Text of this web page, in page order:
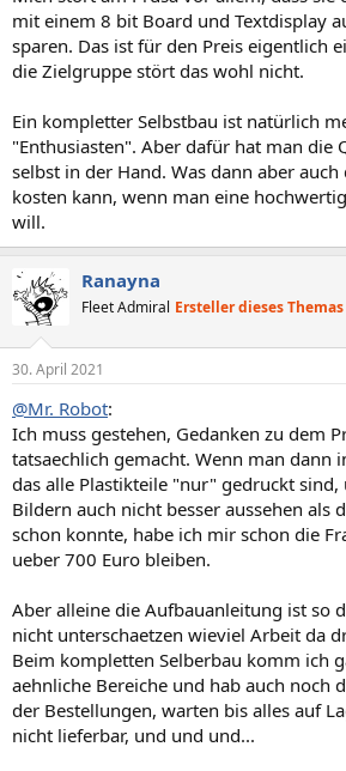
mit einem 8 bit Board und Textdisplay
sparen. Das ist für den Preis eigentlich
die Zielgruppe stört das wohl nicht.
Ein kompletter Selbstbau ist natürlich
"Enthusiasten". Aber dafür hat man die
selbst in der Hand. Was dann aber
kosten kann, wenn man eine
will.
Ranayna
Fleet Admiral Ersteller dieses Themas
30. April 2021
@Mr. Robot:
Ich muss gestehen, Gedanken zu dem
tatsaechlich gemacht. Wenn man dann
das alle Plastikteile "nur" gedruckt sind,
Bildern auch nicht besser aussehen als
schon konnte, habe ich mir schon die
ueber 700 Euro bleiben.
Aber alleine die Aufbauanleitung ist so
nicht unterschaetzen wieviel Arbeit da
Beim kompletten Selberbau komm ich
aehnliche Bereiche und hab auch noch
der Bestellungen, warten bis alles auf
nicht lieferbar, und und und...